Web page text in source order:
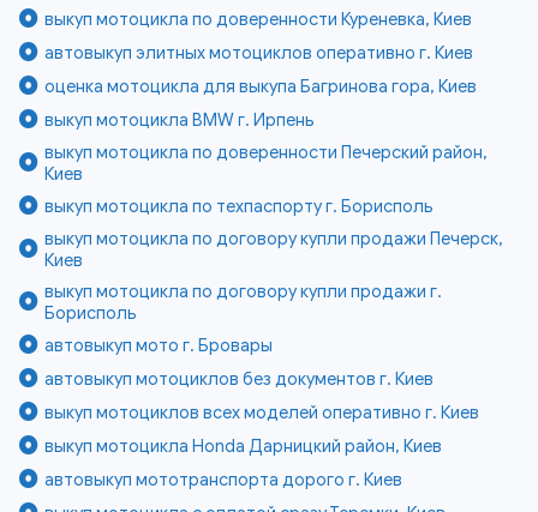
выкуп мотоцикла по доверенности Куреневка, Киев
автовыкуп элитных мотоциклов оперативно г. Киев
оценка мотоцикла для выкупа Багринова гора, Киев
выкуп мотоцикла BMW г. Ирпень
выкуп мотоцикла по доверенности Печерский район,
Киев
выкуп мотоцикла по техпаспорту г. Борисполь
выкуп мотоцикла по договору купли продажи Печерск,
Киев
выкуп мотоцикла по договору купли продажи г.
Борисполь
автовыкуп мото г. Бровары
автовыкуп мотоциклов без документов г. Киев
выкуп мотоциклов всех моделей оперативно г. Киев
выкуп мотоцикла Honda Дарницкий район, Киев
автовыкуп мототранспорта дорого г. Киев